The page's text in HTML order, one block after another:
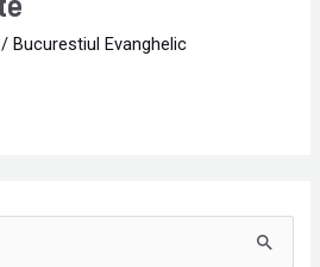
/Bucurestiul Evanghelic